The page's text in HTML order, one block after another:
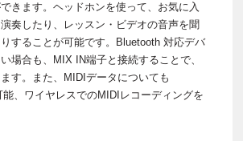
きます。ヘッドホンを使って、お気に入
奏したり、レッスン・ビデオの音声を聞
することが可能です。Bluetooth 対応デバ
場合も、MIX IN端子と接続することで、
す。また、MIDIデータについても
能、ワイヤレスでのMIDIレコーディングを